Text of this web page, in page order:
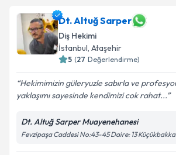
Dt. Altuğ Sarper
Diş Hekimi
İstanbul, Ataşehir
5 (27 Değerlendirme)
Hekimimizin güleryuzle sabırla ve
yaklaşımı sayesinde kendimizi cok rahat...
Dt. Altuğ Sarper Muayenehanesi
Fevzipaşa Caddesi No:43-45 Daire: 13